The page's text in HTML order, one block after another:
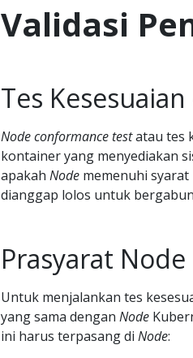
Validasi
Tes Kesesuaian
Node conformance testatau tes
kontainer yang menyediakan
apakah Node memenuhi
dianggap lolos untuk
Prasyarat Node
Untuk menjalankan tes
yang sama dengan Node
ini harus terpasang di Node: